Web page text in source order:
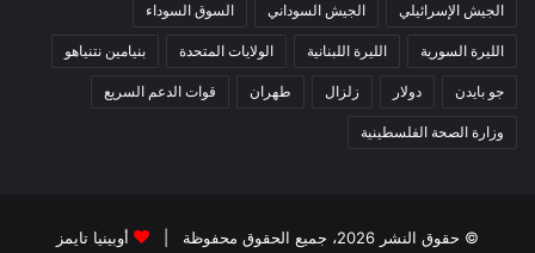
الجيش الإسرائيلي الجيش السوداني السوق السوداء
الليرة السورية الليرة اللبنانية الولايات المتحدة بنيامين نتنياهو
جو بايدن دولار زلزال طهران قوات الدعم السريع
وزارة الصحة الفلسطينية
© حقوق النشر 2026، جميع الحقوق محفوظة | أوبينيا تايمز